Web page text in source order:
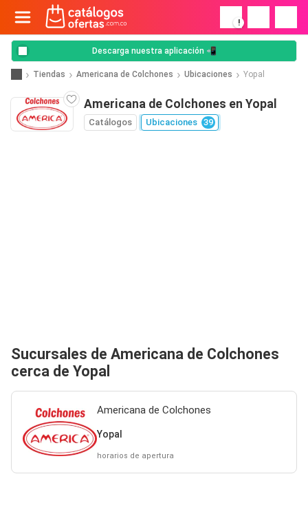
!
Descarga nuestra aplicación 📲
Tiendas Americana de Colchones Ubicaciones Yopal
Americana de Colchones en Yopal
Catálogos Ubicaciones 39
Sucursales de Americana de Colchones
cerca de Yopal
Americana de Colchones
Yopal
horarios de apertura